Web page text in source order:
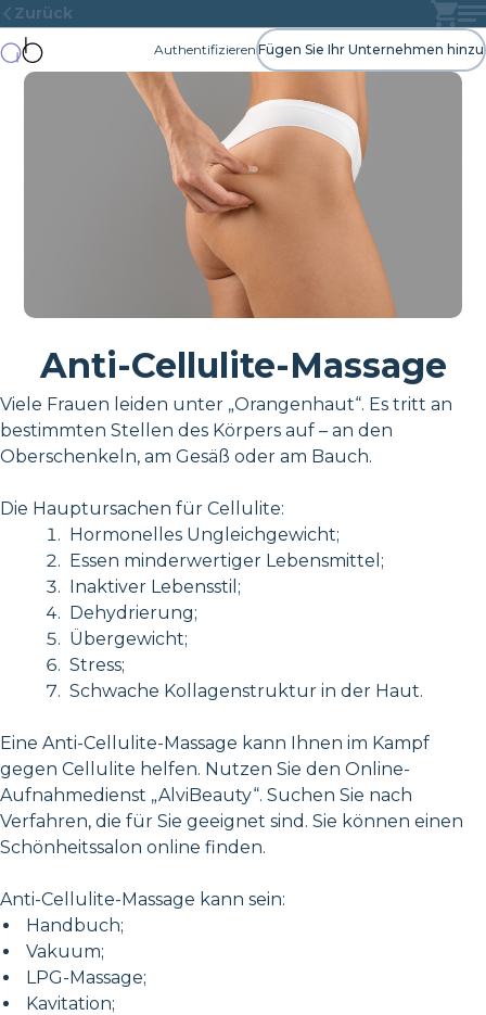
Zurück
Authentifizieren Fügen Sie Ihr Unternehmen hinzu
Anti-Cellulite-Massage
Viele Frauen leiden unter „Orangenhaut“. Es tritt an
bestimmten Stellen des Körpers auf – an den
Oberschenkeln, am Gesäß oder am Bauch.
Die Hauptursachen für Cellulite:
Hormonelles Ungleichgewicht;
Essen minderwertiger Lebensmittel;
Inaktiver Lebensstil;
Dehydrierung;
Übergewicht;
Stress;
Schwache Kollagenstruktur in der Haut.
Eine Anti-Cellulite-Massage kann Ihnen im Kampf
gegen Cellulite helfen. Nutzen Sie den Online-
Aufnahmedienst „AlviBeauty“. Suchen Sie nach
Verfahren, die für Sie geeignet sind. Sie können einen
Schönheitssalon online finden.
Anti-Cellulite-Massage kann sein:
Handbuch;
Vakuum;
LPG-Massage;
Kavitation;